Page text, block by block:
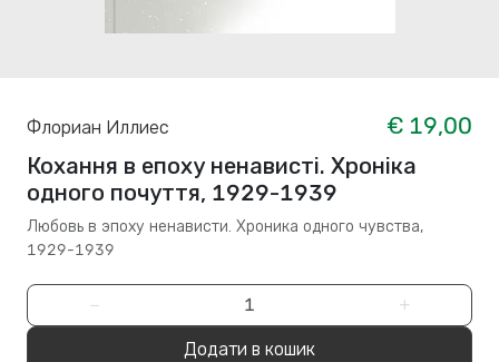
Флориан Иллиес
€ 19,00
Кохання в епоху ненависті. Хроніка
одного почуття, 1929-1939
Любовь в эпоху ненависти. Хроника одного чувства,
1929-1939
− +
Додати в кошик